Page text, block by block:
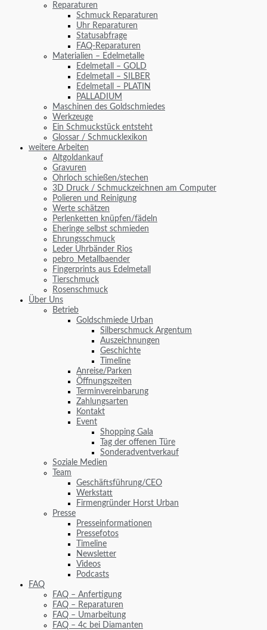
Reparaturen
Schmuck Reparaturen
Uhr Reparaturen
Statusabfrage
FAQ-Reparaturen
Materialien – Edelmetalle
Edelmetall – GOLD
Edelmetall – SILBER
Edelmetall – PLATIN
PALLADIUM
Maschinen des Goldschmiedes
Werkzeuge
Ein Schmuckstück entsteht
Glossar / Schmucklexikon
weitere Arbeiten
Altgoldankauf
Gravuren
Ohrloch schießen/stechen
3D Druck / Schmuckzeichnen am Computer
Polieren und Reinigung
Werte schätzen
Perlenketten knüpfen/fädeln
Eheringe selbst schmieden
Ehrungsschmuck
Leder Uhrbänder Rios
pebro_Metallbaender
Fingerprints aus Edelmetall
Tierschmuck
Rosenschmuck
Über Uns
Betrieb
Goldschmiede Urban
Silberschmuck Argentum
Auszeichnungen
Geschichte
Timeline
Anreise/Parken
Öffnungszeiten
Terminvereinbarung
Zahlungsarten
Kontakt
Event
Shopping Gala
Tag der offenen Türe
Sonderadventverkauf
Soziale Medien
Team
Geschäftsführung/CEO
Werkstatt
Firmengründer Horst Urban
Presse
Presseinformationen
Pressefotos
Timeline
Newsletter
Videos
Podcasts
FAQ
FAQ – Anfertigung
FAQ – Reparaturen
FAQ – Umarbeitung
FAQ – 4c bei Diamanten